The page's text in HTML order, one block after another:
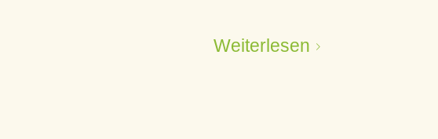
Weiterlesen